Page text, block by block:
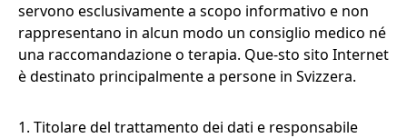
servono esclusivamente a scopo informativo e non
rappresentano in alcun modo un consiglio medico né
una raccomandazione o terapia. Que-sto sito Internet
è destinato principalmente a persone in Svizzera.
1. Titolare del trattamento dei dati e responsabile